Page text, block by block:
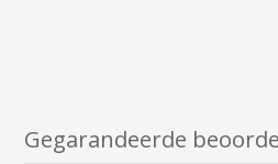
Gegarandeerde